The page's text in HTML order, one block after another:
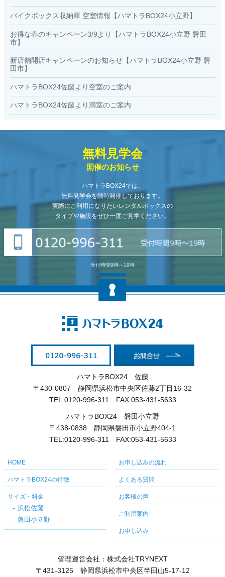
バイクボックス収納庫 空室情報【ハマトラBOX24小立野】
お得な春のキャンペーン3/9より【ハマトラBOX24小立野 磐田
市】
新店舗開店キャンペーンのお知らせ【ハマトラBOX24小立野 磐
田市】
ハマトラBOX24佐藤より空室のご案内
ハマトラBOX24佐藤より満室のご案内
無料見学会
開催のお知らせ
ハマトラBOX24では、
無料見学会を随時開催しております。
実際にご利用になりたいレンタルボックスの
タイプや施設をぜひ一度ご見学ください。
受付時間9時～19時
ハマトラBOX24 佐藤
〒430-0807 静岡県浜松市中央区佐藤2丁目16-32
TEL:0120-996-311 FAX:053-431-5633
ハマトラBOX24 磐田小立野
〒438-0838 静岡県磐田市小立野404-1
TEL:0120-996-311 FAX:053-431-5633
HOME お申し込みの流れ
ハマトラBOX24の特徴 よくある質問
サイズ・料金
浜松佐藤
磐田小立野
お客様の声
ご利用案内
お申し込み
管理運営会社：株式会社TRYNEXT
〒431-3125 静岡県浜松市中央区半田山5-17-12